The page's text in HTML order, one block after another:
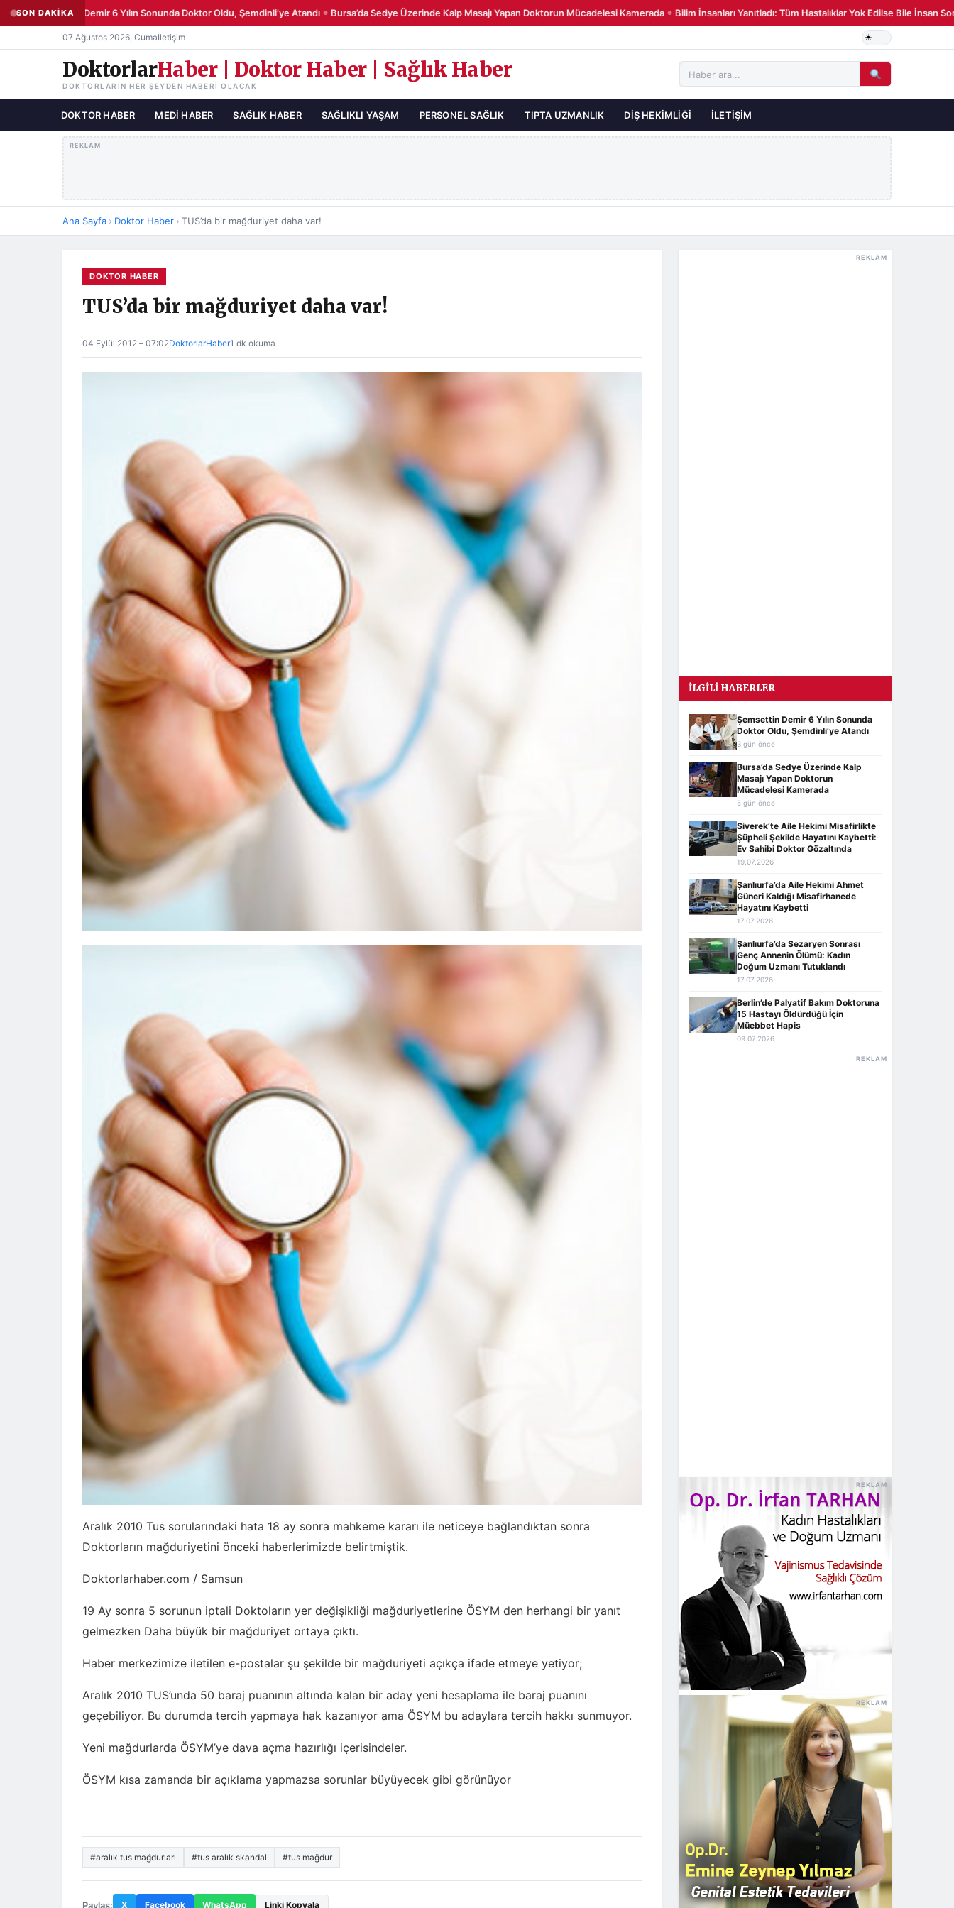
SON DAKİKA
Şemsettin Demir 6 Yılın Sonunda Doktor Oldu, Şemdinli’ye Atandı ● Bursa’da Sedye Üzerinde Kalp Masajı Yapan Doktorun Mücadelesi Kamerada ● Bilim İnsanları Yanıtladı: Tüm Hastalıklar Yok Edilse Bile İnsan
07 Ağustos 2026, Cumaİletişim
DoktorlarHaber | Doktor Haber | Sağlık Haber
DOKTORLARIN HER ŞEYDEN HABERI OLACAK
DOKTOR HABER MEDI HABER SAĞLIK HABER SAĞLIKLI YAŞAM PERSONEL SAĞLIK TIPTA UZMANLIK DIŞ HEKIMLIĞI İLETIŞIM
REKLAM
Ana Sayfa › Doktor Haber › TUS’da bir mağduriyet daha var!
DOKTOR HABER
TUS’da bir mağduriyet daha var!
04 Eylül 2012 – 07:02DoktorlarHaber1 dk okuma
Aralık 2010 Tus sorularındaki hata 18 ay sonra mahkeme kararı ile neticeye bağlandıktan sonra
Doktorların mağduriyetini önceki haberlerimizde belirtmiştik.
Doktorlarhaber.com / Samsun
19 Ay sonra 5 sorunun iptali Doktoların yer değişikliği mağduriyetlerine ÖSYM den herhangi bir yanıt
gelmezken Daha büyük bir mağduriyet ortaya çıktı.
Haber merkezimize iletilen e-postalar şu şekilde bir mağduriyeti açıkça ifade etmeye yetiyor;
Aralık 2010 TUS’unda 50 baraj puanının altında kalan bir aday yeni hesaplama ile baraj puanını
geçebiliyor. Bu durumda tercih yapmaya hak kazanıyor ama ÖSYM bu adaylara tercih hakkı sunmuyor.
Yeni mağdurlarda ÖSYM’ye dava açma hazırlığı içerisindeler.
ÖSYM kısa zamanda bir açıklama yapmazsa sorunlar büyüyecek gibi görünüyor
#aralık tus mağdurları #tus aralık skandal #tus mağdur
Paylaş: X Facebook WhatsApp Linki Kopyala
REKLAM
İLGILI HABERLER
Şemsettin Demir 6 Yılın Sonunda
Doktor Oldu, Şemdinli’ye Atandı
3 gün önce
Bursa’da Sedye Üzerinde Kalp
Masajı Yapan Doktorun
Mücadelesi Kamerada
5 gün önce
Siverek’te Aile Hekimi Misafirlikte
Şüpheli Şekilde Hayatını Kaybetti:
Ev Sahibi Doktor Gözaltında
19.07.2026
Şanlıurfa’da Aile Hekimi Ahmet
Güneri Kaldığı Misafirhanede
Hayatını Kaybetti
17.07.2026
Şanlıurfa’da Sezaryen Sonrası
Genç Annenin Ölümü: Kadın
Doğum Uzmanı Tutuklandı
17.07.2026
Berlin’de Palyatif Bakım Doktoruna
15 Hastayı Öldürdüğü İçin
Müebbet Hapis
09.07.2026
REKLAM
REKLAM
REKLAM